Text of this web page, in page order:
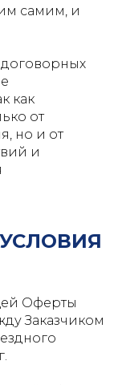
самим, и
как
от
но и от
и
Оферты
Заказчиком